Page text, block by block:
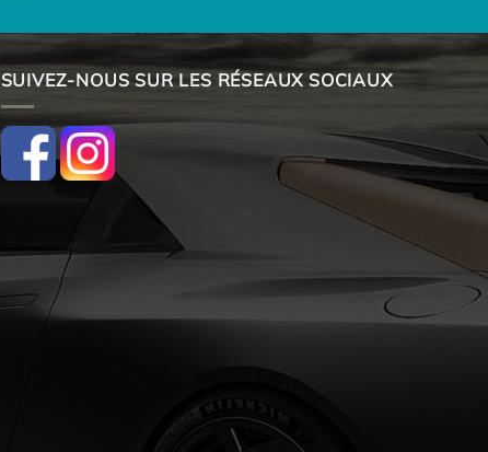
SUIVEZ-NOUS SUR LES RÉSEAUX SOCIAUX